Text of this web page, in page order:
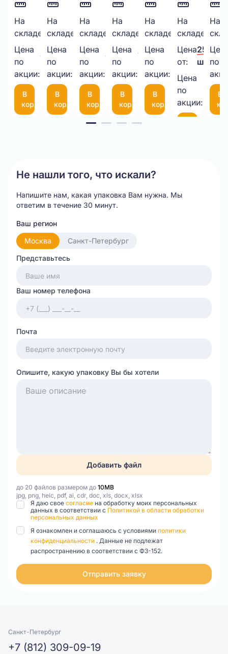
Бумажный
наполнитель
крафт
3,8мм,
1кг.
На
складе:
30
шт.
Цена
по
акции:
650,00 ₽/
шт.
В
корзину
Скотч
48мм*50М,
40мкм
прозрачный
На
складе:
199
шт.
Цена
по
акции:
38,00 ₽/
шт.
В
корзину
ПАКЕТ
ИЗ
ВПП
3-
10-
75
(300*200мм)
На
складе:
260
шт.
Цена
по
акции:
6,00 ₽/
шт.
В
корзину
Курьерский
пакет
340х460
50
мкм
На
складе:
2200
шт.
Цена
по
акции:
7,50 ₽/
шт.
В
корзину
Перчатки
Х/Б
С 2
латексами
(пара)
На
складе:
100
шт.
Цена
по
акции:
30,00 ₽/
шт.
В
корзину
Защитный
уголок
из
картона
На
складе:
974
шт.
Цена
от:
25,00
шт.
Цена
по
акции:
50
На
по
В
Не нашли того, что искали?
Напишите нам, какая упаковка Вам нужна. Мы
ответим в течение 30 минут.
Ваш регион
Москва
Санкт-Петербург
Представьтесь
Ваш номер телефона
Почта
Опишите, какую упаковку Вы бы хотели
Добавить файл
до 20 файлов размером до 10MB
jpg, png, heic, pdf, ai, cdr, doc, xls, docx, xlsx
Я даю свое согласие на обработку моих персональных
данных в соответствии с Политикой в области обработки
персональных данных
Я ознакомлен и соглашаюсь с условиями политики
конфиденциальности . Данные не подлежат
распространению в соответствии с ФЗ-152.
Отправить заявку
Санкт-Петербург
+7 (812) 309-09-19